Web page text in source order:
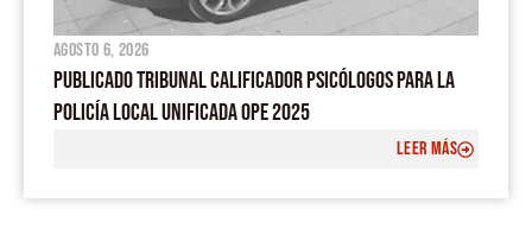
agosto 6, 2026
PUBLICADO TRIBUNAL CALIFICADOR PSICÓLOGOS PARA LA
POLICÍA LOCAL UNIFICADA OPE 2025
LEER MÁS